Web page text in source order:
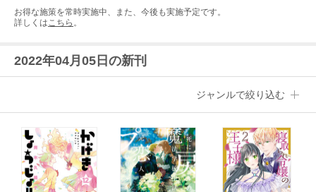
お得な施策を常時実施中、また、今後も実施予定です。
詳しくはこちら 。
2022年04月05日の新刊
ジャンルで絞り込む